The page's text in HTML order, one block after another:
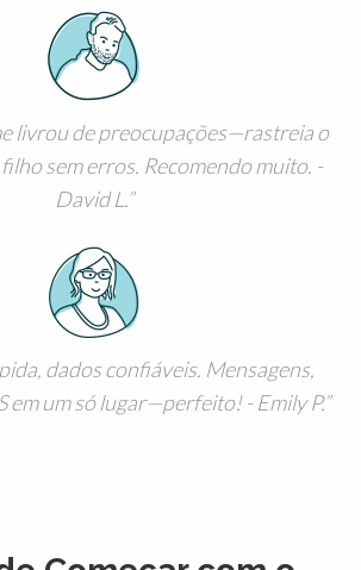
livrou de preocupações—rastreia o
sem erros. Recomendo muito. -
David L.
dados confiáveis. Mensagens,
em um só lugar—perfeito! - Emily P.